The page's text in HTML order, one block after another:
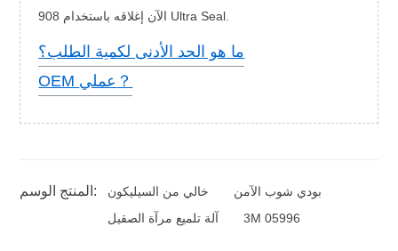
الآن إغلاقه باستخدام 908 Ultra Seal.
ما هو الحد الأدنى لكمية الطلب؟
OEM عملي？
المنتج الوسم: خالي من السيليكون
بودي شوب الآمن
آلة تلميع مرآة الصقيل
3M 05996